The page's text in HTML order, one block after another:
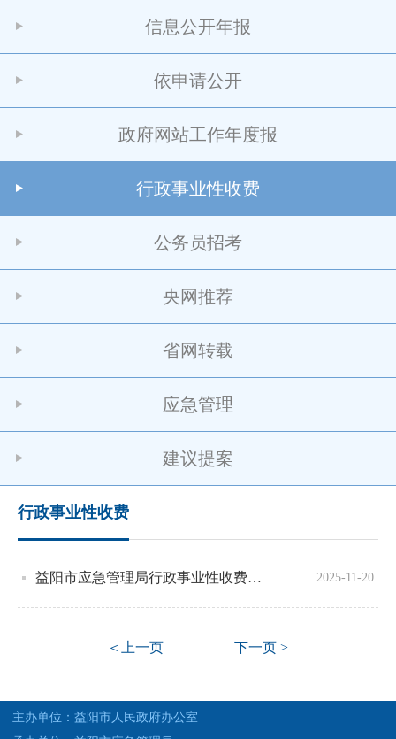
信息公开年报
依申请公开
政府网站工作年度报
行政事业性收费
公务员招考
央网推荐
省网转载
应急管理
建议提案
行政事业性收费
益阳市应急管理局行政事业性收费项目 2025-11-20
＜上一页 下一页 >
主办单位：益阳市人民政府办公室